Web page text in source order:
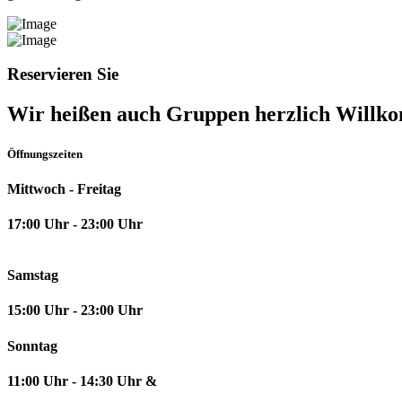
Reservieren Sie
Wir heißen auch Gruppen herzlich
Öffnungszeiten
Mittwoch - Freitag
17:00 Uhr - 23:00 Uhr
Samstag
15:00 Uhr - 23:00 Uhr
Sonntag
11:00 Uhr - 14:30 Uhr &